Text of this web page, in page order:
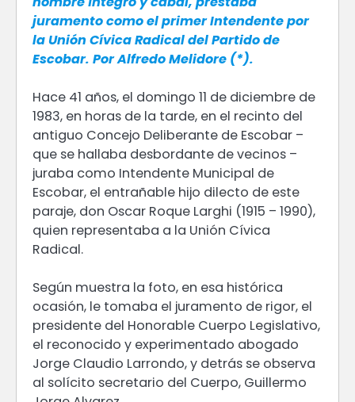
juramento como el primer Intendente por
la Unión Cívica Radical del Partido de
Escobar. Por Alfredo Melidore (*).
Hace 41 años, el domingo 11 de diciembre de
1983, en horas de la tarde, en el recinto del
antiguo Concejo Deliberante de Escobar –
que se hallaba desbordante de vecinos –
juraba como Intendente Municipal de
Escobar, el entrañable hijo dilecto de este
paraje, don Oscar Roque Larghi (1915 – 1990),
quien representaba a la Unión Cívica
Radical.
Según muestra la foto, en esa histórica
ocasión, le tomaba el juramento de rigor, el
presidente del Honorable Cuerpo Legislativo,
el reconocido y experimentado abogado
Jorge Claudio Larrondo, y detrás se observa
al solícito secretario del Cuerpo, Guillermo